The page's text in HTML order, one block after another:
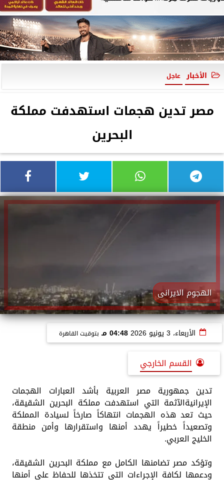
الأخبار عاجل
مصر تدين هجمات استهدفت مملكة
البحرين
الهجوم الايرانى
الأربعاء، 3 يونيو 2026 04:48 مـ بتوقيت القاهرة
القسم الخارجي
تدين جمهورية مصر العربية بأشد العبارات الهجمات
الإيرانيةالآثمة التي استهدفت مملكة البحرين الشقيقة،
حيث تعد هذه الهجمات انتهاكاً صارخاً لسيادة المملكة
وتصعيداً خطيراً يهدد أمنها واستقرارها وأمن منطقة
الخليج العربي.
وتؤكد مصر تضامنها الكامل مع مملكة البحرين الشقيقة،
ودعمها لكافة الإجراءات التي تتخذها للحفاظ على أمنها